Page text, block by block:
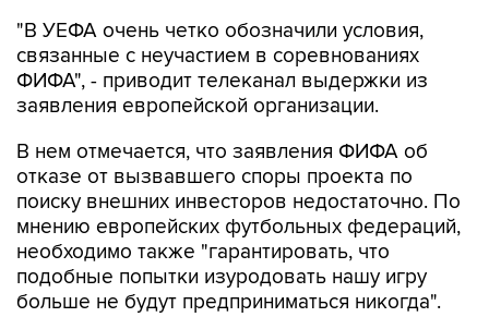
"В УЕФА очень четко обозначили условия,
связанные с неучастием в соревнованиях
ФИФА", - приводит телеканал выдержки из
заявления европейской организации.
В нем отмечается, что заявления ФИФА об
отказе от вызвавшего споры проекта по
поиску внешних инвесторов недостаточно. По
мнению европейских футбольных федераций,
необходимо также "гарантировать, что
подобные попытки изуродовать нашу игру
больше не будут предприниматься никогда".